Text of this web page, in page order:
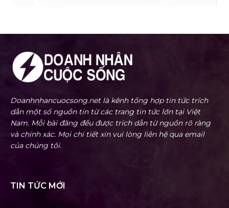
Doanhnhancuocsong.net là kênh tổng hợp tin tức trích
dẫn một số nguồn tin từ các trang tin tức lớn tại Việt
Nam. Mỗi bài đăng đều được trích dẫn từ nguồn rõ ràng
và chính xác. Mọi chi tiết xin vui lòng liên hệ qua email
của chúng tôi.
TIN TỨC MỚI